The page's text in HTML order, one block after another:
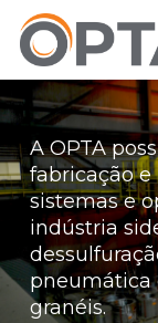
direto
para
o
conteúdo
principal
A OPTA
fabricação e
sistemas e
indústria
pneumática
granéis.